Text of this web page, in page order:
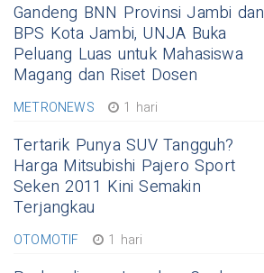
Gandeng BNN Provinsi Jambi dan
BPS Kota Jambi, UNJA Buka
Peluang Luas untuk Mahasiswa
Magang dan Riset Dosen
METRONEWS 1 hari
Tertarik Punya SUV Tangguh?
Harga Mitsubishi Pajero Sport
Seken 2011 Kini Semakin
Terjangkau
OTOMOTIF 1 hari